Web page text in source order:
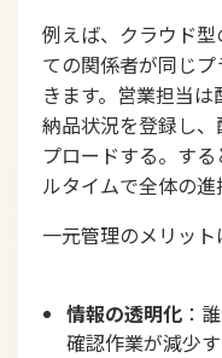
例えば、クラウド
ての関係者が同じ
きます。営業担当
納品状況を登録し
プロードする。す
ルタイムで全体の進
一元管理のメリット
情報の透明化 ：
確認作業が減少